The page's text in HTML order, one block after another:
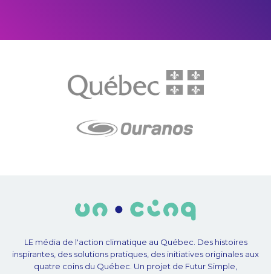
LE média de l'action climatique au Québec. Des histoires
inspirantes, des solutions pratiques, des initiatives originales aux
quatre coins du Québec. Un projet de Futur Simple,